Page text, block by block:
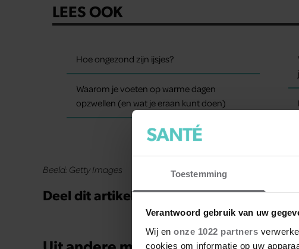
Toestemming
Verantwoord gebruik van uw
Wij en onze 1022 partners
cookies om informatie op uw
LEES OOK
Hoe ongezond zijn ijsjes?
Waarom je voeten op warme dagen
opzwellen (en wat je eraan kunt doen)
Beeld: Getty Images
Deel dit artikel op social media!